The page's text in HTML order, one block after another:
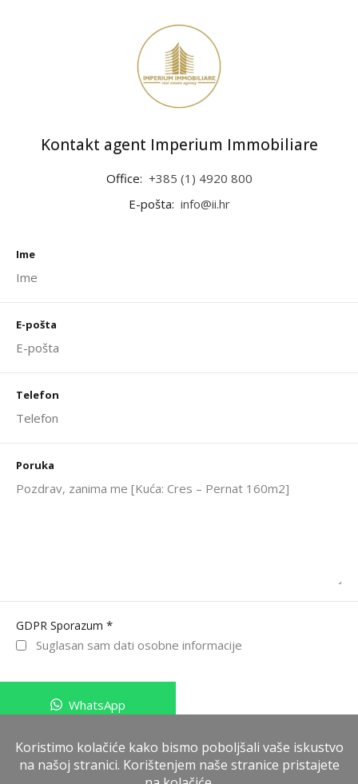
Kontakt agent Imperium Immobiliare
Office: +385 (1) 4920 800
E-pošta: info@ii.hr
Ime
E-pošta
Telefon
Poruka
GDPR Sporazum *
Suglasan sam dati osobne informacije
WhatsApp
Pošalji poruku